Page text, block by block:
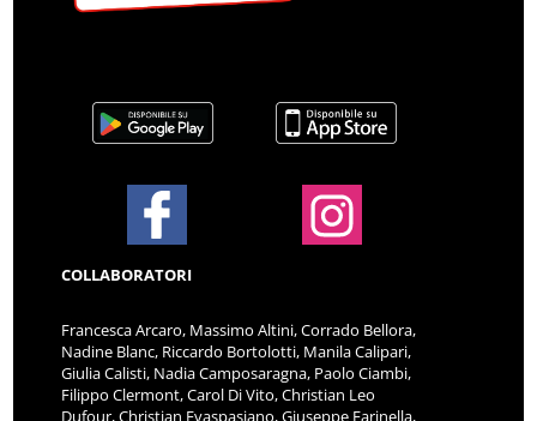
COLLABORATORI
Francesca Arcaro, Massimo Altini, Corrado Bellora,
Nadine Blanc, Riccardo Bortolotti, Manila Calipari,
Giulia Calisti, Nadia Camposaragna, Paolo Ciambi,
Filippo Clermont, Carol Di Vito, Christian Leo
Dufour, Christian Evaspasiano, Giuseppe Farinella,